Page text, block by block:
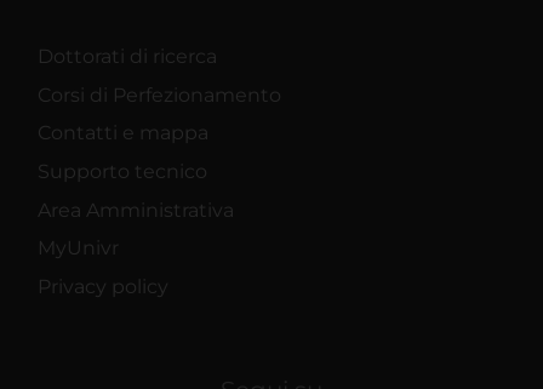
Dottorati di ricerca
Corsi di Perfezionamento
Contatti e mappa
Supporto tecnico
Area Amministrativa
MyUnivr
Privacy policy